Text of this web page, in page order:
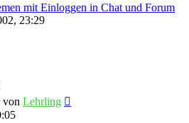
mit Einloggen in Chat und Forum
23:29
von Lehrling